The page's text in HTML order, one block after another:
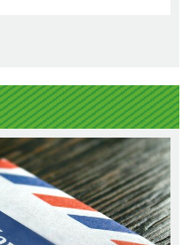
des Bodens, der
vorgestellt. Das UBA
der Boden des
und was passiert
eines solchen
dazu gibt es im
interview/sc202-
der-krume/